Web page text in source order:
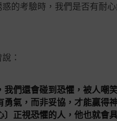
的考驗時，我們是否有耐
：
我們還會碰到恐懼，被人
勇氣，而非妥協，才能贏
〕正視恐懼的人，他也就